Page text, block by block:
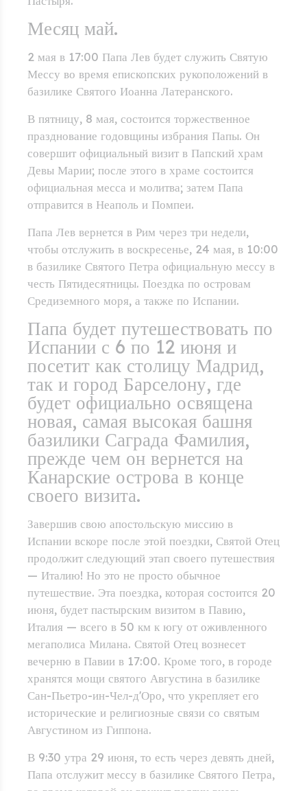
Месяц май.
2 мая в 17:00 Папа Лев будет служить Святую
Мессу во время епископских рукоположений в
базилике Святого Иоанна Латеранского.
В пятницу, 8 мая, состоится торжественное
празднование годовщины избрания Папы. Он
совершит официальный визит в Папский храм
Девы Марии; после этого в храме состоится
официальная месса и молитва; затем Папа
отправится в Неаполь и Помпеи.
Папа Лев вернется в Рим через три недели,
чтобы отслужить в воскресенье, 24 мая, в 10:00
в базилике Святого Петра официальную мессу в
честь Пятидесятницы. Поездка по островам
Средиземного моря, а также по Испании.
Папа будет путешествовать по
Испании с 6 по 12 июня и
посетит как столицу Мадрид,
так и город Барселону, где
будет официально освящена
новая, самая высокая башня
базилики Саграда Фамилия,
прежде чем он вернется на
Канарские острова в конце
своего визита.
Завершив свою апостольскую миссию в
Испании вскоре после этой поездки, Святой Отец
продолжит следующий этап своего путешествия
— Италию! Но это не просто обычное
путешествие. Эта поездка, которая состоится 20
июня, будет пастырским визитом в Павию,
Италия — всего в 50 км к югу от оживленного
мегаполиса Милана. Святой Отец вознесет
вечерню в Павии в 17:00. Кроме того, в городе
хранятся мощи святого Августина в базилике
Сан-Пьетро-ин-Чел-д'Оро, что укрепляет его
исторические и религиозные связи со святым
Августином из Гиппона.
В 9:30 утра 29 июня, то есть через девять дней,
Папа отслужит мессу в базилике Святого Петра,